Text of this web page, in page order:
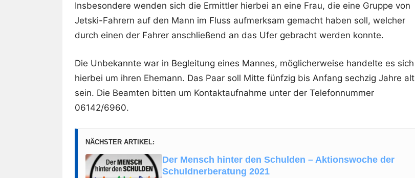
Insbesondere wenden sich die Ermittler hierbei an eine Frau, die eine Gruppe von
Jetski-Fahrern auf den Mann im Fluss aufmerksam gemacht haben soll, welcher
durch einen der Fahrer anschließend an das Ufer gebracht werden konnte.
Die Unbekannte war in Begleitung eines Mannes, möglicherweise handelte es sich
hierbei um ihren Ehemann. Das Paar soll Mitte fünfzig bis Anfang sechzig Jahre alt
sein. Die Beamten bitten um Kontaktaufnahme unter der Telefonnummer
06142/6960.
NÄCHSTER ARTIKEL:
Der Mensch hinter den Schulden – Aktionswoche der
Schuldnerberatung 2021